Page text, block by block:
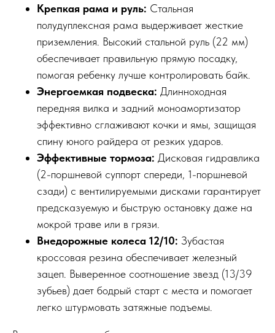
Крепкая рама и руль: Стальная
полудуплексная рама выдерживает жесткие
приземления. Высокий стальной руль (22 мм)
обеспечивает правильную прямую посадку,
помогая ребенку лучше контролировать байк.
Энергоемкая подвеска: Длинноходная
передняя вилка и задний моноамортизатор
эффективно сглаживают кочки и ямы, защищая
спину юного райдера от резких ударов.
Эффективные тормоза: Дисковая гидравлика
(2-поршневой суппорт спереди, 1-поршневой
сзади) с вентилируемыми дисками гарантирует
предсказуемую и быструю остановку даже на
мокрой траве или в грязи.
Внедорожные колеса 12/10: Зубастая
кроссовая резина обеспечивает железный
зацеп. Выверенное соотношение звезд (13/39
зубьев) дает бодрый старт с места и помогает
легко штурмовать затяжные подъемы.